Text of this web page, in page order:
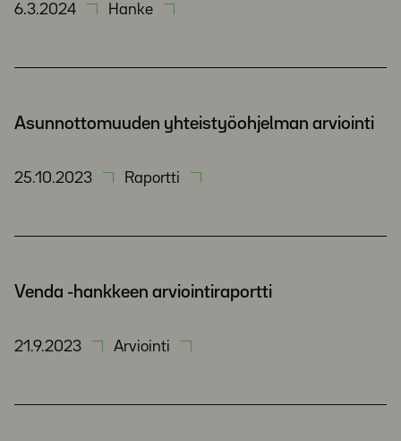
6.3.2024 Hanke
Asunnottomuuden yhteistyöohjelman arviointi
25.10.2023 Raportti
Venda -hankkeen arviointiraportti
21.9.2023 Arviointi